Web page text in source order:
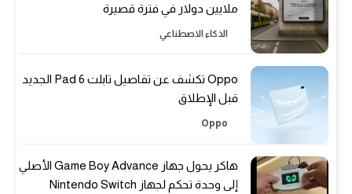
ملايين دولار في فترة قصيرة
الذكاء الاصطناعي
Oppo تكشف عن تفاصيل تابلت Pad 6 الجديد
قبل الإطلاق
Oppo
هاكر يحول جهاز Game Boy Advance الأصلي
إلى وحدة تحكم لجهاز Nintendo Switch